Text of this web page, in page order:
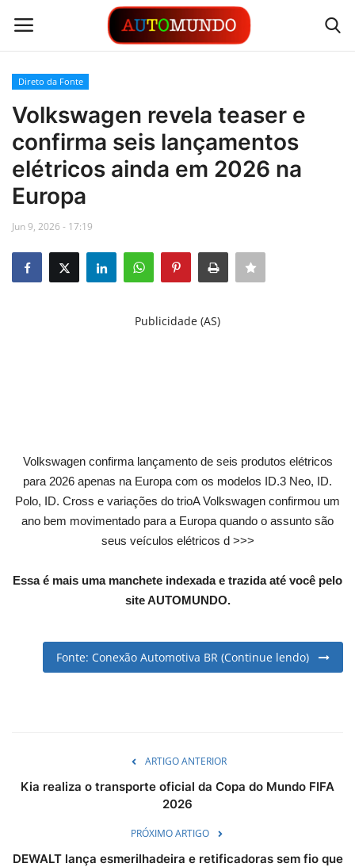
Login
Contato
Links
Busca Direta
Automóveis
Direto da Fonte
Volkswagen revela teaser e
confirma seis lançamentos
elétricos ainda em 2026 na
Europa
Jun 9, 2026 - 17:19
Publicidade (AS)
Volkswagen confirma lançamento de seis produtos elétricos
para 2026 apenas na Europa com os modelos ID.3 Neo, ID.
Polo, ID. Cross e variações do trioA Volkswagen confirmou um
ano bem movimentado para a Europa quando o assunto são
seus veículos elétricos d >>>
Essa é mais uma manchete indexada e trazida até você pelo
site AUTOMUNDO.
Fonte: Conexão Automotiva BR (Continue lendo)
ARTIGO ANTERIOR
Kia realiza o transporte oficial da Copa do Mundo FIFA
2026
PRÓXIMO ARTIGO
DEWALT lança esmerilhadeira e retificadoras sem fio que